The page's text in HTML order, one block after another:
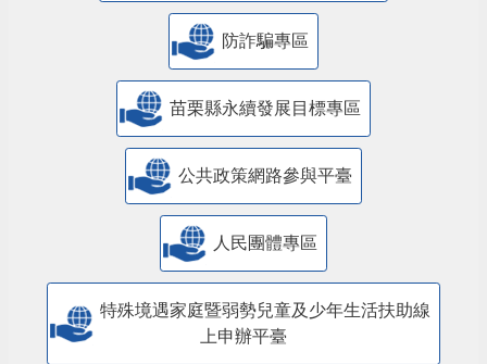
防詐騙專區
苗栗縣永續發展目標專區
公共政策網路參與平臺
人民團體專區
特殊境遇家庭暨弱勢兒童及少年生活扶助線
上申辦平臺